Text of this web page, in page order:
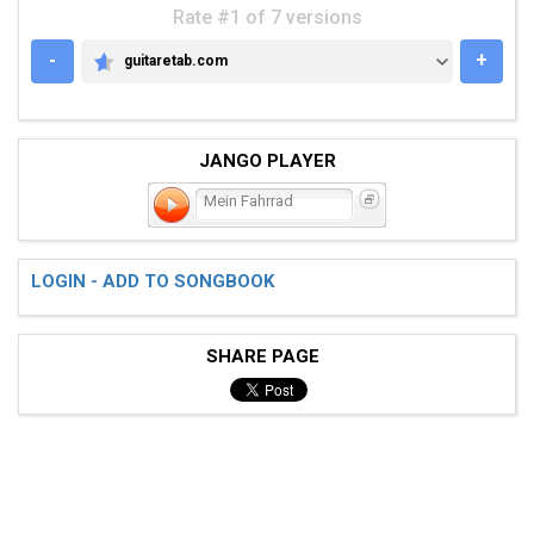
Rate #1 of 7 versions
-
GUITARETAB.COM
guitaretab.com +
JANGO PLAYER
Mein Fahrrad
LOGIN - ADD TO SONGBOOK
SHARE PAGE